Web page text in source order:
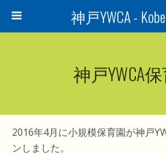
神戸YWCA -
神戸YWCA
2016年4月に小規模保育園が神戸
ンしました。